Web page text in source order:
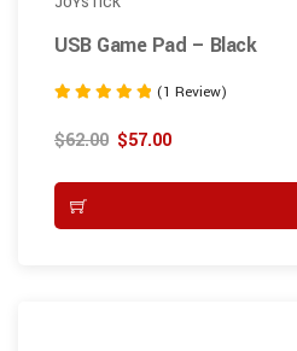
USB Game Pad – Black
5.00
out of 5
(1 Review)
$62.00 $57.00